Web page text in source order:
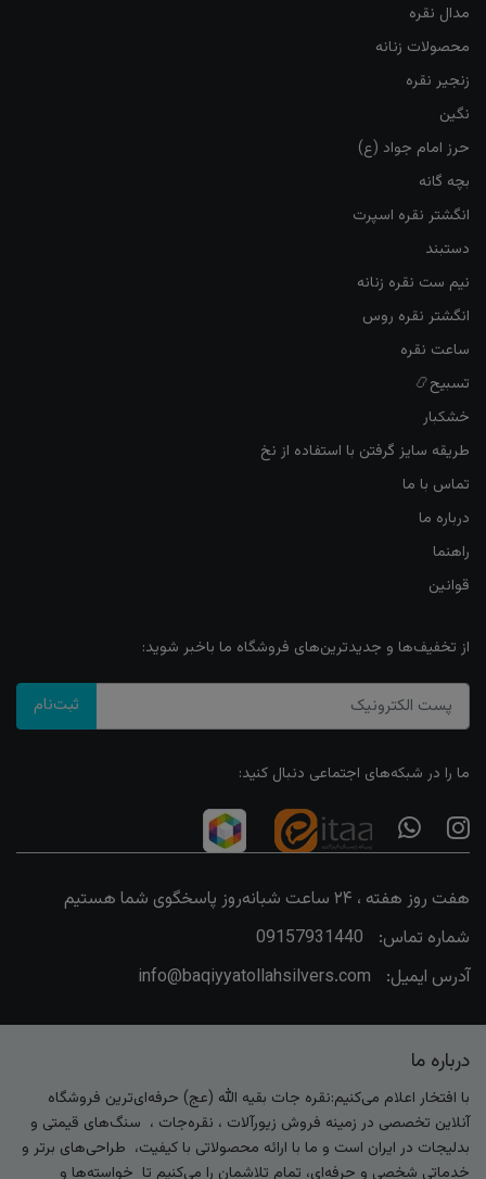
مدال نقره
محصولات زنانه
زنجیر نقره
نگین
حرز امام جواد (ع)
بچه گانه
انگشتر نقره اسپرت
دستبند
نیم ست نقره زنانه
انگشتر نقره روس
ساعت نقره
تسبیح📿
خشکبار
طریقه سایز گرفتن با استفاده از نخ
تماس با ما
درباره ما
راهنما
قوانین
از تخفیف‌ها و جدیدترین‌های فروشگاه ما باخبر شوید:
ثبت‌نام
ما را در شبکه‌های اجتماعی دنبال کنید:
هفت روز هفته ، ۲۴ ساعت شبانه‌روز پاسخگوی شما هستیم
شماره تماس:
09157931440
آدرس ایمیل:
info@baqiyyatollahsilvers.com
درباره ما
با افتخار اعلام می‌کنیم:نقره جات بقیه الله (عج) حرفه‌ای‌ترین فروشگاه
آنلاین تخصصی در زمینه فروش زیورآلات ، نقره‌جات ، سنگ‌های قیمتی و
بدلیجات در ایران است و ما با ارائه محصولاتی با کیفیت، طراحی‌های برتر و
خدماتی شخصی و حرفه‌ای، تمام تلاشمان را می‌کنیم تا خواسته‌ها و